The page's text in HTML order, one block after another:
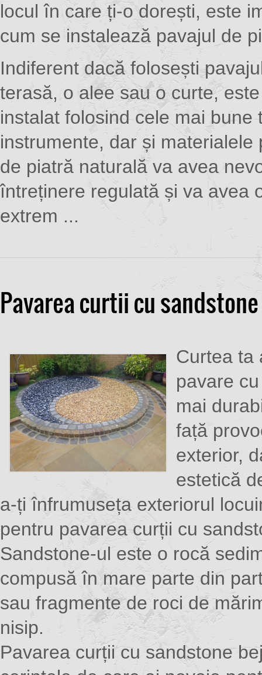
locul în care ți-o dorești, este
cum se instalează pavajul de
Indiferent dacă folosești
terasă, o alee sau o curte,
instalat folosind cele mai bune
instrumente, dar și materialele
de piatră naturală va avea
întreținere regulată și va avea
extrem ...
Pavarea curtii cu
Curtea ta
pavare
mai
față
exterior,
estetică
a-ți înfrumuseța exteriorul
pentru pavarea curții cu
Sandstone-ul este o rocă
compusă în mare parte din
sau fragmente de roci de
nisip.
Pavarea curții cu sandstone